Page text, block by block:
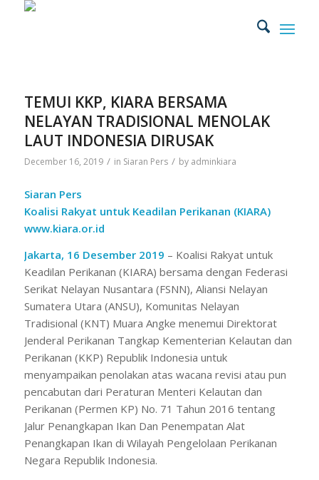
TEMUI KKP, KIARA BERSAMA
NELAYAN TRADISIONAL MENOLAK
LAUT INDONESIA DIRUSAK
December 16, 2019 / in Siaran Pers / by adminkiara
Siaran Pers
Koalisi Rakyat untuk Keadilan Perikanan (KIARA)
www.kiara.or.id
Jakarta, 16 Desember 2019 – Koalisi Rakyat untuk
Keadilan Perikanan (KIARA) bersama dengan Federasi
Serikat Nelayan Nusantara (FSNN), Aliansi Nelayan
Sumatera Utara (ANSU), Komunitas Nelayan
Tradisional (KNT) Muara Angke menemui Direktorat
Jenderal Perikanan Tangkap Kementerian Kelautan dan
Perikanan (KKP) Republik Indonesia untuk
menyampaikan penolakan atas wacana revisi atau pun
pencabutan dari Peraturan Menteri Kelautan dan
Perikanan (Permen KP) No. 71 Tahun 2016 tentang
Jalur Penangkapan Ikan Dan Penempatan Alat
Penangkapan Ikan di Wilayah Pengelolaan Perikanan
Negara Republik Indonesia.